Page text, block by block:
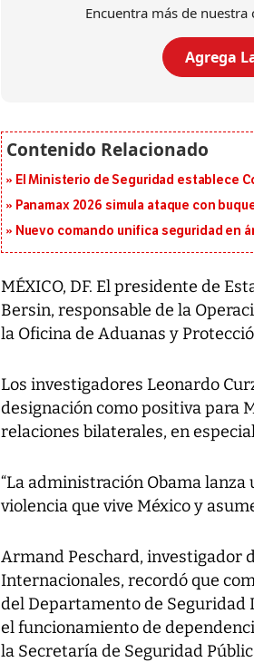
Encuentra más de
Agrega
El Ministerio de Seguridad establece
Panamax 2026 simula ataque con
Nuevo comando unifica seguridad en
MÉXICO, DF. El presidente de
Bersin, responsable de la
la Oficina de Aduanas y
Los investigadores Leonardo
designación como positiva para
relaciones bilaterales, en
“La administración Obama
violencia que vive México y
Armand Peschard, investigador
Internacionales, recordó que
del Departamento de Seguridad
el funcionamiento de
la Secretaría de Seguridad